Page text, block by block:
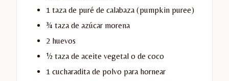
1 taza de puré de calabaza (pumpkin puree)
¾ taza de azúcar morena
2 huevos
½ taza de aceite vegetal o de coco
1 cucharadita de polvo para hornear